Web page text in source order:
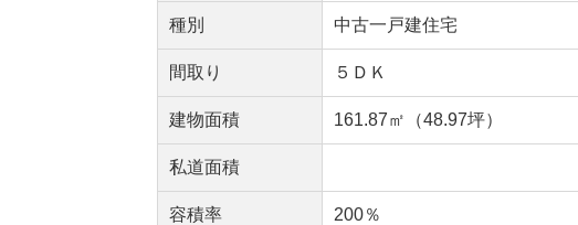
種別 中古一戸建住宅
間取り ５ＤＫ
建物面積 161.87㎡（48.97坪）
私道面積
容積率 200％